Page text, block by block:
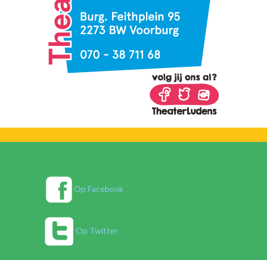
Op Facebook
Op Twitter